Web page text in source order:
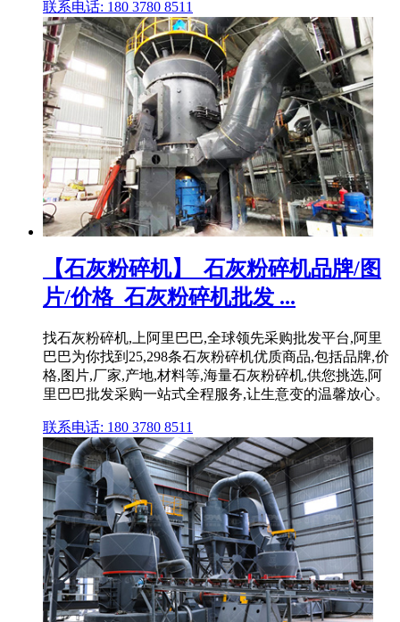
联系电话: 180 3780 8511
【石灰粉碎机】_石灰粉碎机品牌/图
片/价格_石灰粉碎机批发 ...
找石灰粉碎机,上阿里巴巴,全球领先采购批发平台,阿里
巴巴为你找到25,298条石灰粉碎机优质商品,包括品牌,价
格,图片,厂家,产地,材料等,海量石灰粉碎机,供您挑选,阿
里巴巴批发采购一站式全程服务,让生意变的温馨放心。
联系电话: 180 3780 8511